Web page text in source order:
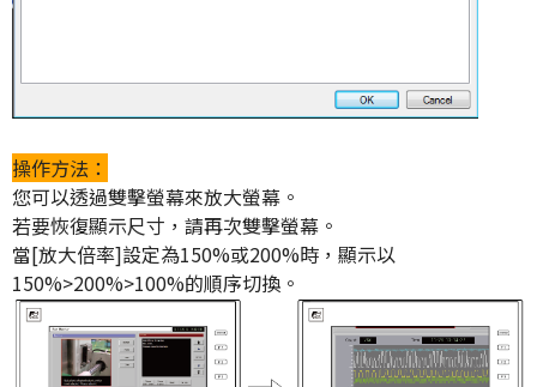
操作方法：
您可以透過雙擊螢幕來放大螢幕。
若要恢復顯示尺寸，請再次雙擊螢幕。
當[放大倍率]設定為150%或200%時，顯示以
150%>200%>100%的順序切換。